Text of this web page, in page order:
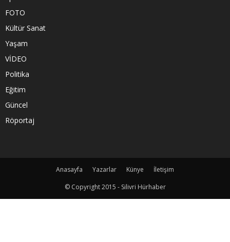
FOTO
Kültür Sanat
Yaşam
VİDEO
Politika
Eğitim
Güncel
Röportaj
Anasayfa Yazarlar Künye
İletişim
© Copyright 2015 - Silivri Hürhaber